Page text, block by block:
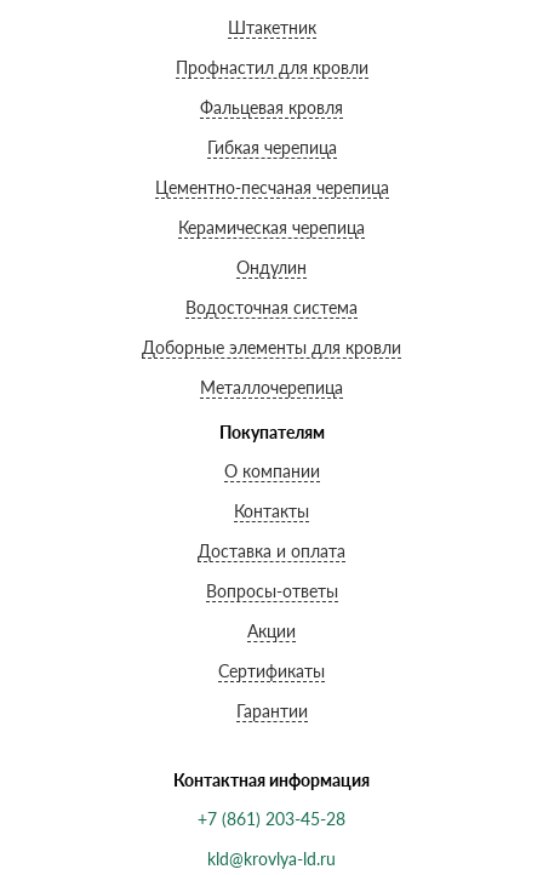
Штакетник
Профнастил для кровли
Фальцевая кровля
Гибкая черепица
Цементно-песчаная черепица
Керамическая черепица
Ондулин
Водосточная система
Доборные элементы для кровли
Металлочерепица
Покупателям
О компании
Контакты
Доставка и оплата
Вопросы-ответы
Акции
Сертификаты
Гарантии
Контактная информация
+7 (861) 203-45-28
kld@krovlya-ld.ru